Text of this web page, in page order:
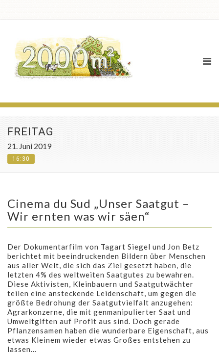
FREITAG
21. Juni 2019
16:30
Cinema du Sud „Unser Saatgut –
Wir ernten was wir säen“
Der Dokumentarfilm von Tagart Siegel und Jon Betz
berichtet mit beeindruckenden Bildern über Menschen
aus aller Welt, die sich das Ziel gesetzt haben, die
letzten 4% des weltweiten Saatgutes zu bewahren.
Diese Aktivisten, Kleinbauern und Saatgutwächter
teilen eine ansteckende Leidenschaft, um gegen die
größte Bedrohung der Saatgutvielfalt anzugehen:
Agrarkonzerne, die mit genmanipulierter Saat und
Umweltgiften auf Profit aus sind. Doch gerade
Pflanzensamen haben die wunderbare Eigenschaft, aus
etwas Kleinem wieder etwas Großes entstehen zu
lassen…